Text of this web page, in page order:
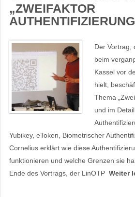
„ZWEIFAKTOR
Der Vortrag,
beim
Kassel vor
hielt,
Thema
und im
Yubikey, eToken, Biometrischer
Cornelius erklärt wie diese
funktionieren und welche Grenzen sie
Ende des Vortrags, der LinOTP Weiter